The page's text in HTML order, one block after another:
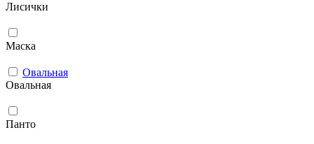
Лисички
Маска
Овальная
Овальная
Панто